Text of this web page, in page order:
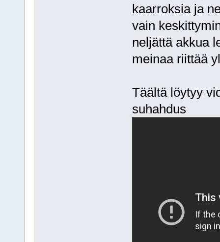
kaarroksia ja
vain
neljättä akkua
meinaa riittää
Täältä löytyy
suhahdus